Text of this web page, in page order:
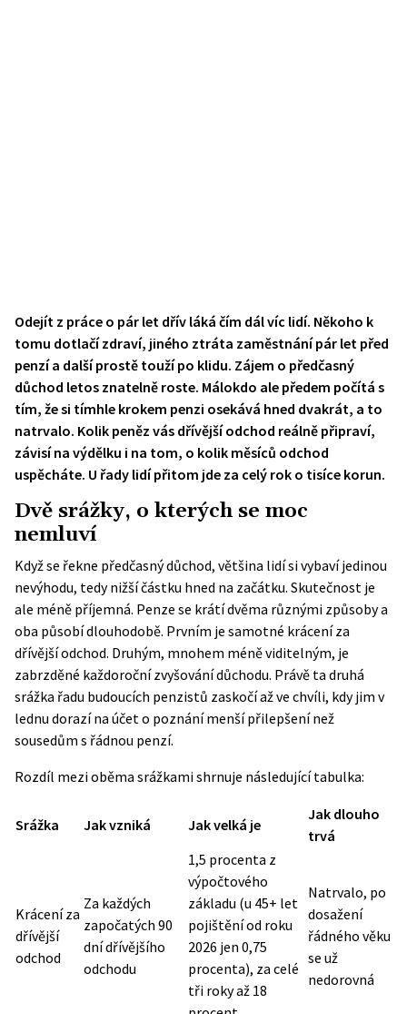
Odejít z práce o pár let dřív láká čím dál víc lidí. Někoho k
tomu dotlačí zdraví, jiného ztráta zaměstnání pár let před
penzí a další prostě touží po klidu. Zájem o předčasný
důchod letos znatelně roste. Málokdo ale předem počítá s
tím, že si tímhle krokem penzi osekává hned dvakrát, a to
natrvalo. Kolik peněz vás dřívější odchod reálně připraví,
závisí na výdělku i na tom, o kolik měsíců odchod
uspěcháte. U řady lidí přitom jde za celý rok o tisíce korun.
Dvě srážky, o kterých se moc
nemluví
Když se řekne předčasný důchod, většina lidí si vybaví jedinou
nevýhodu, tedy nižší částku hned na začátku. Skutečnost je
ale méně příjemná. Penze se krátí dvěma různými způsoby a
oba působí dlouhodobě. Prvním je samotné krácení za
dřívější odchod. Druhým, mnohem méně viditelným, je
zabrzděné každoroční zvyšování důchodu. Právě ta druhá
srážka řadu budoucích penzistů zaskočí až ve chvíli, kdy jim v
lednu dorazí na účet o poznání menší přilepšení než
sousedům s řádnou penzí.
Rozdíl mezi oběma srážkami shrnuje následující tabulka:
Srážka Jak vzniká Jak velká je
Jak dlouho
trvá
Krácení za
dřívější
odchod
Za každých
započatých 90
dní dřívějšího
odchodu
1,5 procenta z
výpočtového
základu (u 45+ let
pojištění od roku
2026 jen 0,75
procenta), za celé
tři roky až 18
Natrvalo, po
dosažení
řádného věku
se už
nedorovná